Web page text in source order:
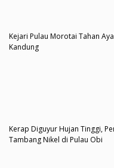
Kejari Pulau Morotai Tahan
Kandung
Kerap Diguyur Hujan Tinggi,
Tambang Nikel di Pulau Obi